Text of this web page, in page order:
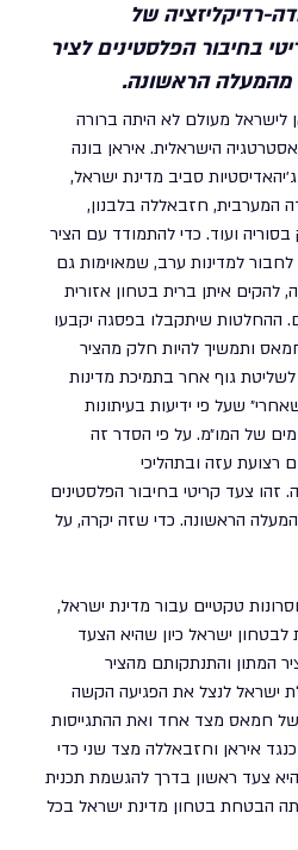
רדיקליזציה של
בחיבור הפלסטינים לציר
מהמעלה הראשונה.
לישראל מעולם לא היתה ברורה
הישראלית. איראן בונה
סביב מדינת ישראל,
המערבית, חזבאללה בלבנון,
בסוריה ועוד. כדי להתמודד עם הציר
לחבור למדינות ערב, שמאוימות גם
להקים איתן ברית בטחון אזורית
ההחלטות שיתקבלו בפסגה יקבעו
ותמשיך להיות חלק מהציר
לשליטת גוף אחר בתמיכת מדינות
שעל פי ידיעות בעיתונות
של המו״מ. על פי הסדר זה
רצועת עזה ובתהליכי
זהו צעד קריטי בחיבור הפלסטינים
הראשונה. כדי שזה יקרה, על
טקטיים עבור מדינת ישראל,
ישראל כיון שהיא הצעד
המתון והתנתקותם מהציר
ישראל לנצל את הפגיעה הקשה
של חמאס מצד אחד ואת ההתגייסות
איראן וחזבאללה מצד שני כדי
צעד ראשון בדרך להגשמת תכנית
הבטחת בטחון מדינת ישראל בכל